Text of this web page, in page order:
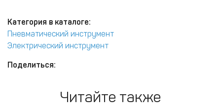
Категория в каталоге:
Пневматический инструмент
Электрический инструмент
Поделиться:
Читайте также